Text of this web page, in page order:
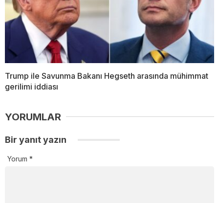
Trump ile Savunma Bakanı Hegseth arasında mühimmat
gerilimi iddiası
YORUMLAR
Bir yanıt yazın
Yorum *